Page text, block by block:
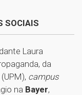
SOCIAIS
Laura
da
campus
na Bayer,